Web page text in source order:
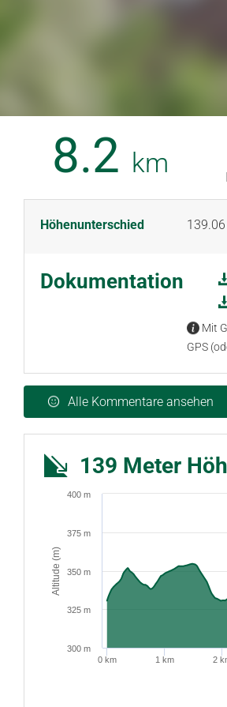
8.2 km
Höhenunterschied
Dokumentation
Mit
GPS
Alle Kommentare ansehen
139 Meter
Altitude (m)
0 km 1 km 2
400 m
300 m
325 m
350 m
375 m